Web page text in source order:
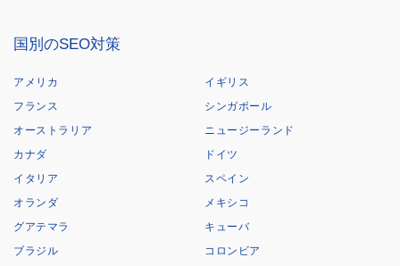
国別のSEO対策
アメリカ
イギリス
フランス
シンガポール
オーストラリア
ニュージーランド
カナダ
ドイツ
イタリア
スペイン
オランダ
メキシコ
グアテマラ
キューバ
ブラジル
コロンビア